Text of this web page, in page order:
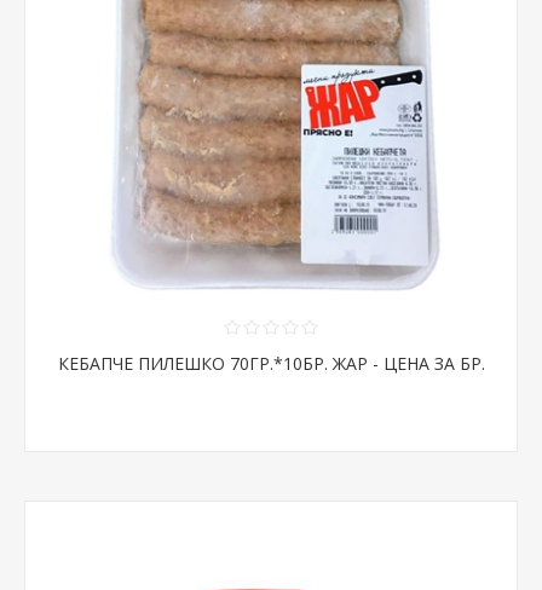
КЕБАПЧЕ ПИЛЕШКО 70ГР.*10БР. ЖАР - ЦЕНА ЗА БР.